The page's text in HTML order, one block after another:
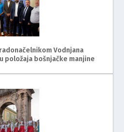
Vodnjana
položaja bošnjačke manjine